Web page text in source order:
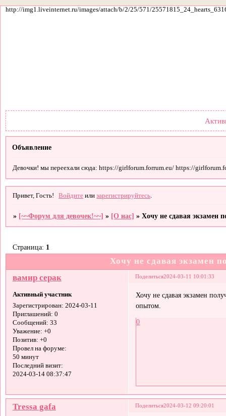
http://img1.liveinternet.ru/images/attach/b/2/25/571/
Объявление
Девочки! мы переехали сюда: https://girlforum.forrum.eu/ https://
Привет, Гость! Войдите илизарегистрируйтесь
» [~~Форум для девочек!~~] » [О нас] »Хочу не сдавая экзамен
Хочу не сдавая экзамен
Страница: 1
Поделиться2024-03-11 10:01:33
вамир серак
Активный участник
Зарегистрирован: 2024-03-11
Приглашений: 0
Сообщений: 33
Уважение: +0
Позитив: +0
Провел на форуме:
50 минут
Последний визит:
2024-03-14 08:37:47
Хочу не сдавая экзамен
опытом.
0
Поделиться2024-03-12 09:20:01
Tressa gafa